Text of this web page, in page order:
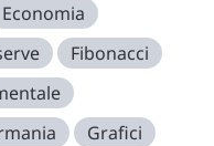
Economia
Fibonacci
Grafici